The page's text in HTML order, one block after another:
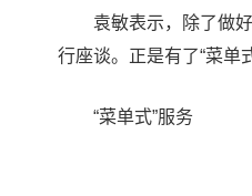
袁敏表示，除了做好
行座谈。正是有了“菜单
“菜单式”服务